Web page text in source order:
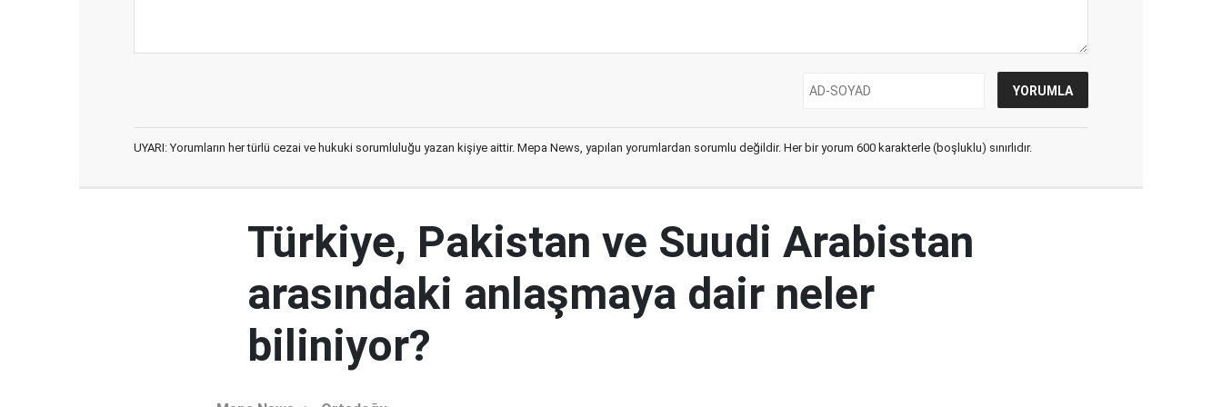
UYARI: Yorumların her türlü cezai ve hukuki sorumluluğu yazan kişiye aittir. Mepa News, yapılan yorumlardan sorumlu değildir. Her bir yorum 600 karakterle (boşluklu) sınırlıdır.
Türkiye, Pakistan ve Suudi Arabistan
arasındaki anlaşmaya dair neler
biliniyor?